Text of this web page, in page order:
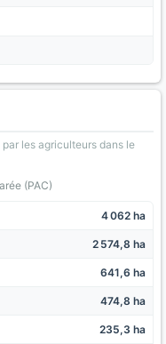
les agriculteurs dans le
(PAC)
4 062 ha
2 574,8 ha
641,6 ha
474,8 ha
235,3 ha